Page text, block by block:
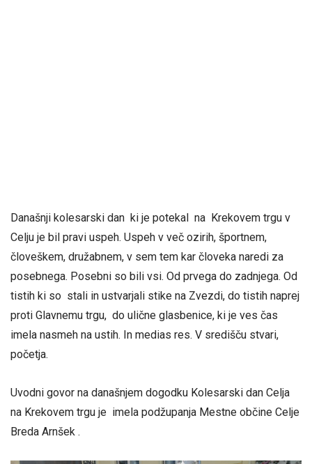
Današnji kolesarski dan ki je potekal na Krekovem trgu v
Celju je bil pravi uspeh. Uspeh v več ozirih, športnem,
človeškem, družabnem, v sem tem kar človeka naredi za
posebnega. Posebni so bili vsi. Od prvega do zadnjega. Od
tistih ki so stali in ustvarjali stike na Zvezdi, do tistih naprej
proti Glavnemu trgu, do ulične glasbenice, ki je ves čas
imela nasmeh na ustih. In medias res. V središču stvari,
početja.
Uvodni govor na današnjem dogodku Kolesarski dan Celja
na Krekovem trgu je imela podžupanja Mestne občine Celje
Breda Arnšek .